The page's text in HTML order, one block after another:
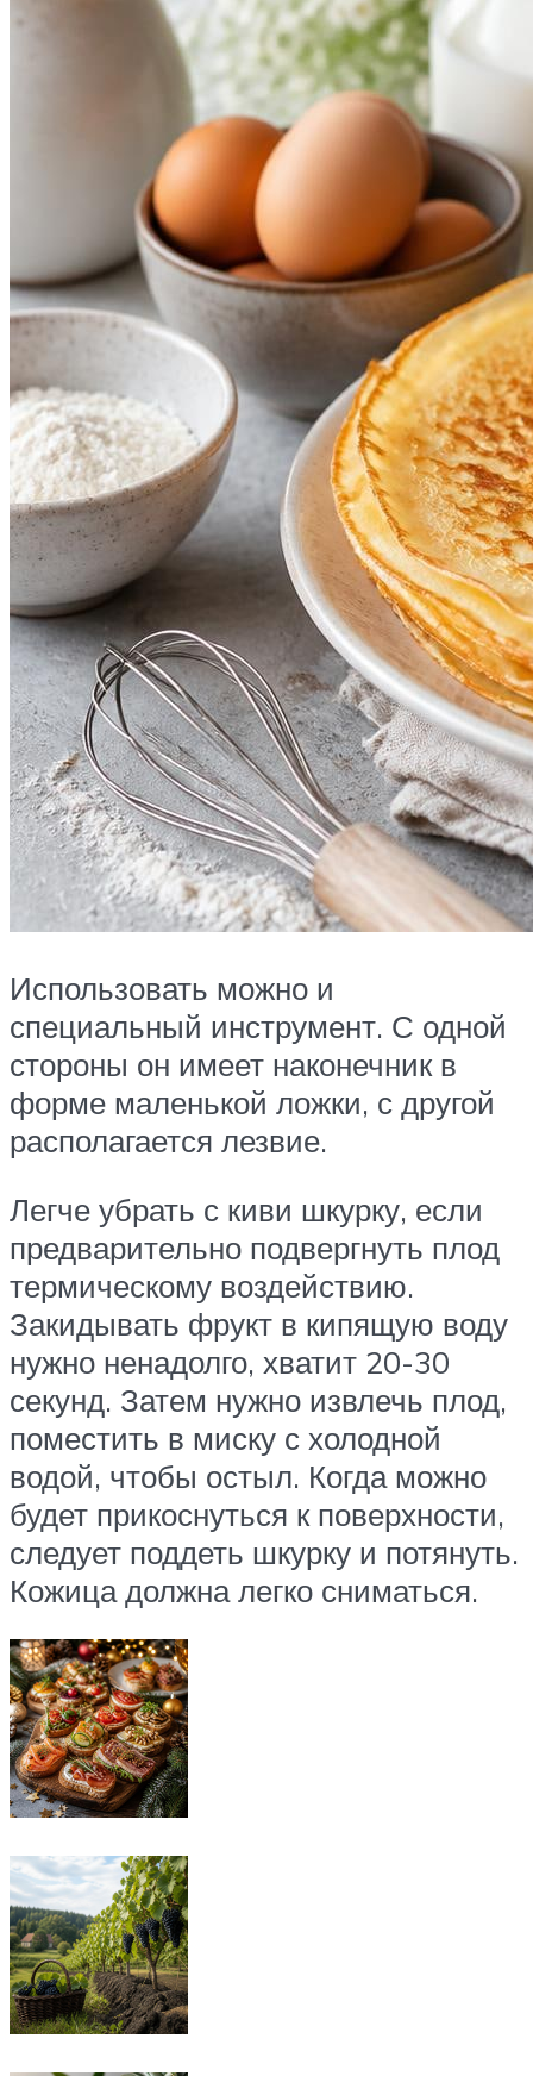
Использовать можно и
специальный инструмент. С одной
стороны он имеет наконечник в
форме маленькой ложки, с другой
располагается лезвие.
Легче убрать с киви шкурку, если
предварительно подвергнуть плод
термическому воздействию.
Закидывать фрукт в кипящую воду
нужно ненадолго, хватит 20-30
секунд. Затем нужно извлечь плод,
поместить в миску с холодной
водой, чтобы остыл. Когда можно
будет прикоснуться к поверхности,
следует поддеть шкурку и потянуть.
Кожица должна легко сниматься.